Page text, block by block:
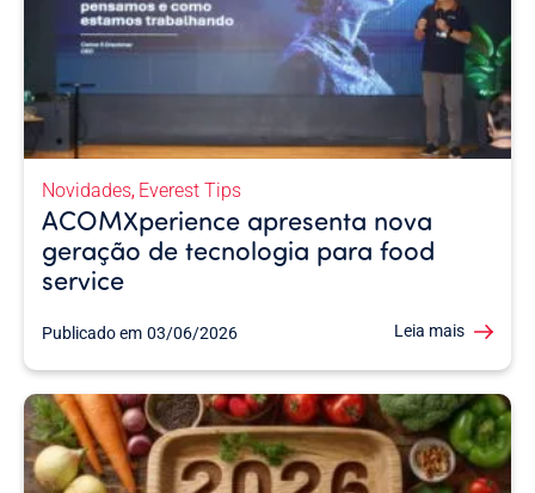
Novidades, Everest Tips
ACOMXperience apresenta nova
geração de tecnologia para food
service
Publicado em 03/06/2026 Leia mais